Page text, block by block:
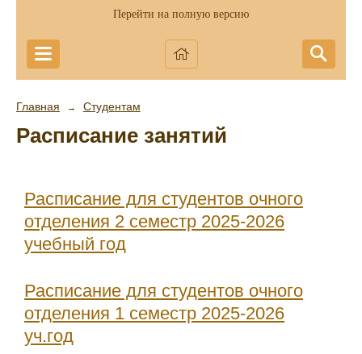
Перейти на полную версию
Главная → Студентам
Расписание занятий
Расписание для студентов очного
отделения 2 семестр 2025-2026
учебный год
Расписание для студентов очного
отделения 1 семестр 2025-2026
уч.год